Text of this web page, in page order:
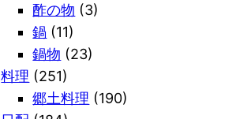
酢の物 (3)
鍋 (11)
鍋物 (23)
料理 (251)
郷土料理 (190)